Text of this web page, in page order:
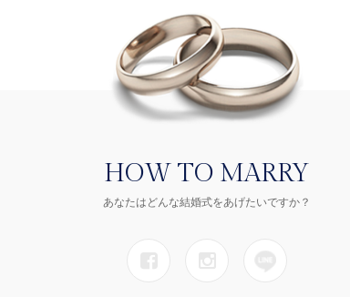
HOW TO MARRY
あなたはどんな結婚式をあげたいですか？